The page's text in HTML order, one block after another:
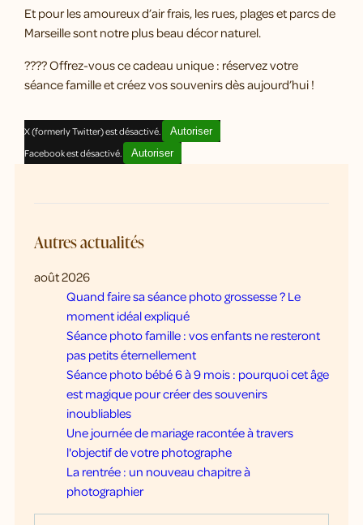
Et pour les amoureux d’air frais, les rues, plages et parcs de
Marseille sont notre plus beau décor naturel.
???? Offrez-vous ce cadeau unique : réservez votre
séance famille et créez vos souvenirs dès aujourd’hui !
X (formerly Twitter) est désactivé.
Autoriser
Facebook est désactivé.
Autoriser
Autres actualités
août 2026
Quand faire sa séance photo grossesse ? Le
moment idéal expliqué
Séance photo famille : vos enfants ne resteront
pas petits éternellement
Séance photo bébé 6 à 9 mois : pourquoi cet âge
est magique pour créer des souvenirs
inoubliables
Une journée de mariage racontée à travers
l'objectif de votre photographe
La rentrée : un nouveau chapitre à
photographier